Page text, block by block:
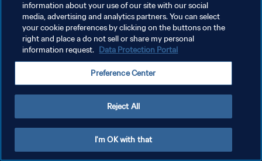
information about your use of our site with our social
media, advertising and analytics partners. You can select
your cookie preferences by clicking on the buttons on the
right and place a do not sell or share my personal
information request. Data Protection Portal
Preference Center
Reject All
I'm OK with that